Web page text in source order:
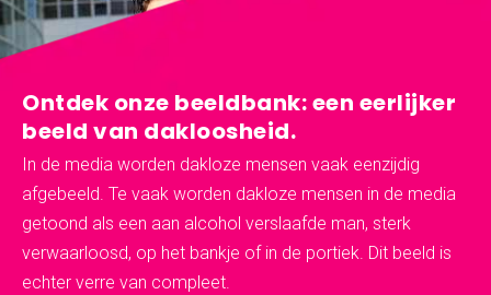
Ontdek onze beeldbank: een eerlijker
beeld van dakloosheid.
In de media worden dakloze mensen vaak eenzijdig
afgebeeld. Te vaak worden dakloze mensen in de media
getoond als een aan alcohol verslaafde man, sterk
verwaarloosd, op het bankje of in de portiek. Dit beeld is
echter verre van compleet.